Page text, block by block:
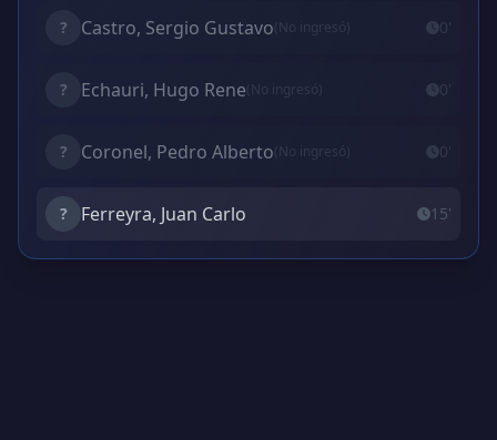
? Castro, Sergio Gustavo(No ingresó) 0'
? Echauri, Hugo Rene(No ingresó) 0'
? Coronel, Pedro Alberto(No ingresó) 0'
? Ferreyra, Juan Carlo 15'